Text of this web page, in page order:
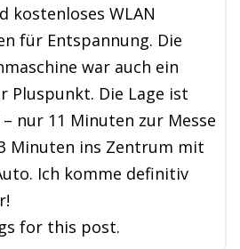
kostenloses WLAN
für Entspannung. Die
war auch ein
Pluspunkt. Die Lage ist
nur 11 Minuten zur Messe
Minuten ins Zentrum mit
Ich komme definitiv
for this post.